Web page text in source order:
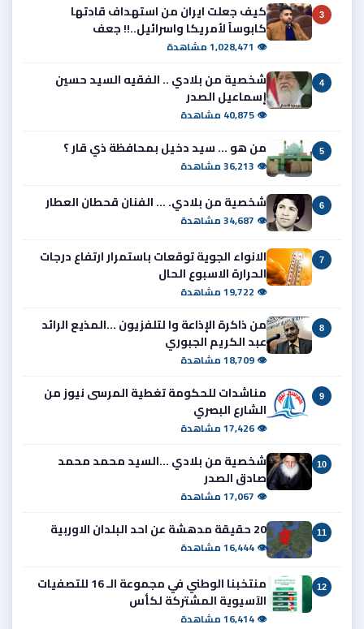
3
كيف جعلت ايران من استهداف قادتها
كابوساً لأمريكا واسرائيل..!! جعف
👁 1,028,471 مشاهدة
4
شخصية من بلادي .. الفقيه السيد حسين
إسماعيل الصدر
👁 40,875 مشاهدة
5 من هو ... سيد دخيل بمحافظة ذي قار ؟
👁 36,213 مشاهدة
6 شخصية من بلادي. ... الفنان قحطان العطار
👁 34,687 مشاهدة
7
الانواء الجوية توقعات باستمرار ارتفاع درجات
الحرارة الاسبوع الحال
👁 19,722 مشاهدة
8
من ذاكرة الإذاعة وا لتلفزيون ...المذيع الرائد
عبد الكريم الجبوري
👁 18,709 مشاهدة
9
مناشدات للحكومة تغطية المرسى نيوز من
الشارع البصري
👁 17,426 مشاهدة
10
شخصية من بلادي ...السيد محمد محمد
صادق الصدر
👁 17,067 مشاهدة
11 20 حقيقة مدهشة عن احد البلدان الاوربية
👁 16,444 مشاهدة
12
منتخبنا الوطني في مجموعة الـ 16 للتصفيات
الآسيوية المشتركة لكأس
👁 16,414 مشاهدة